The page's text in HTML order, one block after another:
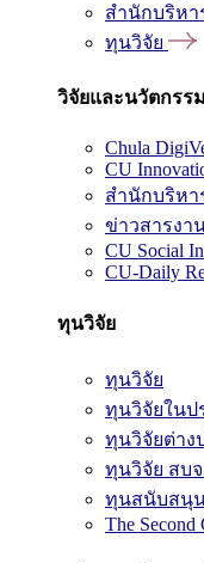
สำนักบริหา
ทุนวิจัย
วิจัยและนวัตกรรม
Chula
CU
สำนักบริหา
ข่าวสารงา
CU Social
CU-Daily
ทุนวิจัย
ทุนวิจัย
ทุนวิจัยในป
ทุนวิจัยต่าง
ทุนวิจัย สบจ
ทุนสนับสนุ
The Second